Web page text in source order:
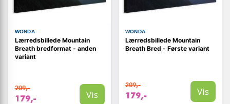
WONDA
Lærredsbillede Mountain
Breath bredformat - anden
variant
209,-
179,- Vis
WONDA
Lærredsbillede Mountain
Breath Bred - Første variant
209,-
179,- Vis